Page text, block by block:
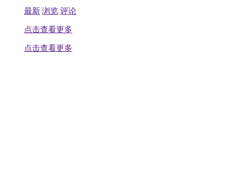
最新 浏览 评论
点击查看更多
点击查看更多